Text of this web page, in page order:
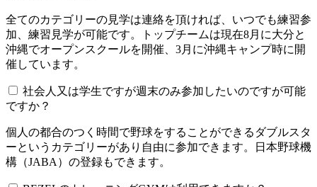
全てのカテゴリーの見学は連絡を頂ければ、いつでも練習参
加、練習見学が可能です。トップチームは現在8月に大分と
沖縄でオープンスクールを開催、3月に沖縄キャンプ時に開
催しています。
社会人又は学生ですが週末のみ参加したいのですが可能
ですか？
個人の都合のつく時間で野球をすることができるダブルスタ
ーというカテゴリーがあり自由に参加できます。日本野球機
構（JABA）の登録もできます。